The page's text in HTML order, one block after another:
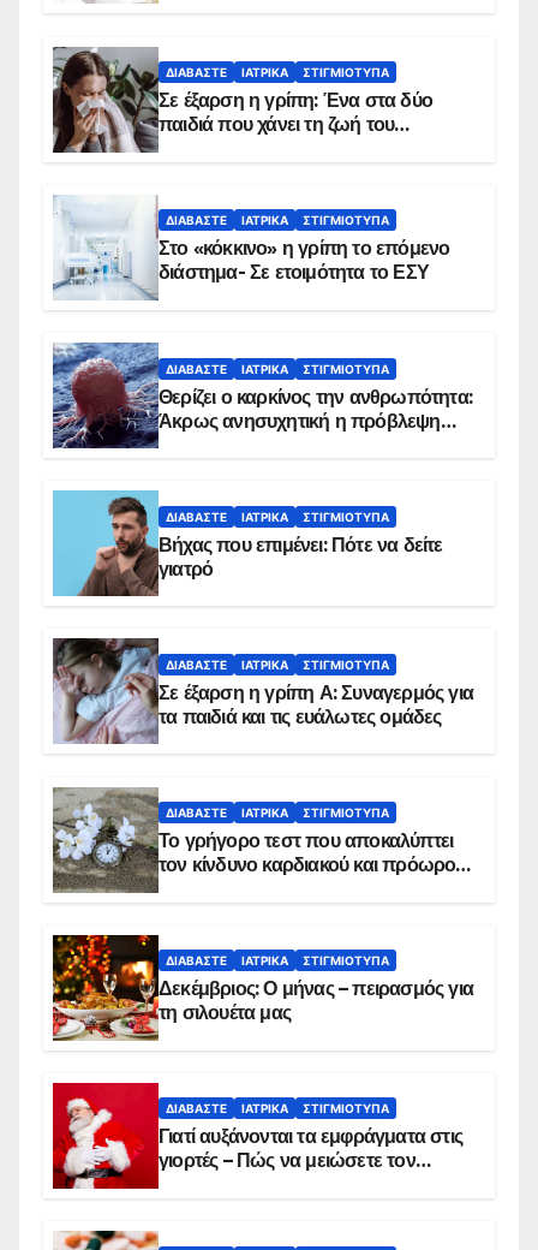
ΔΙΑΒΆΣΤΕ ΙΑΤΡΙΚΆ ΣΤΙΓΜΙΌΤΥΠΑ
Σε έξαρση η γρίπη: Ένα στα δύο
παιδιά που χάνει τη ζωή του
ΔΙΑΒΆΣΤΕ ΙΑΤΡΙΚΆ ΣΤΙΓΜΙΌΤΥΠΑ
Στο «κόκκινο» η γρίπη το επόμενο
διάστημα- Σε ετοιμότητα το ΕΣΥ
ΔΙΑΒΆΣΤΕ ΙΑΤΡΙΚΆ ΣΤΙΓΜΙΌΤΥΠΑ
Θερίζει ο καρκίνος την ανθρωπότητα:
Άκρως ανησυχητική η πρόβλεψη…
ΔΙΑΒΆΣΤΕ ΙΑΤΡΙΚΆ ΣΤΙΓΜΙΌΤΥΠΑ
Βήχας που επιμένει: Πότε να δείτε
γιατρό
ΔΙΑΒΆΣΤΕ ΙΑΤΡΙΚΆ ΣΤΙΓΜΙΌΤΥΠΑ
Σε έξαρση η γρίπη Α: Συναγερμός για
τα παιδιά και τις ευάλωτες ομάδες
ΔΙΑΒΆΣΤΕ ΙΑΤΡΙΚΆ ΣΤΙΓΜΙΌΤΥΠΑ
Το γρήγορο τεστ που αποκαλύπτει
τον κίνδυνο καρδιακού και πρόωρου
ΔΙΑΒΆΣΤΕ ΙΑΤΡΙΚΆ ΣΤΙΓΜΙΌΤΥΠΑ
Δεκέμβριος: Ο μήνας – πειρασμός για
τη σιλουέτα μας
ΔΙΑΒΆΣΤΕ ΙΑΤΡΙΚΆ ΣΤΙΓΜΙΌΤΥΠΑ
Γιατί αυξάνονται τα εμφράγματα στις
γιορτές – Πώς να μειώσετε τον